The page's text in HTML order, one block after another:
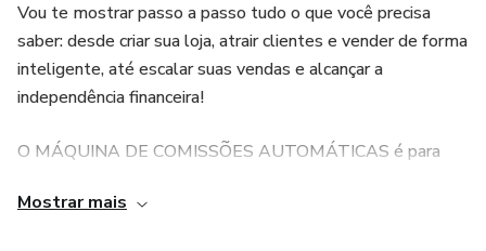
Vou te mostrar passo a passo tudo o que você precisa
saber: desde criar sua loja, atrair clientes e vender de forma
inteligente, até escalar suas vendas e alcançar a
independência financeira!
O MÁQUINA DE COMISSÕES AUTOMÁTICAS é para
conquistar uma vida sem patrão, trabalhando de onde
Mostrar mais